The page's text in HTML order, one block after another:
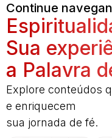
Continue
Sua
a Palavra
Explore conteúdos
e enriquecem
sua jornada de fé.